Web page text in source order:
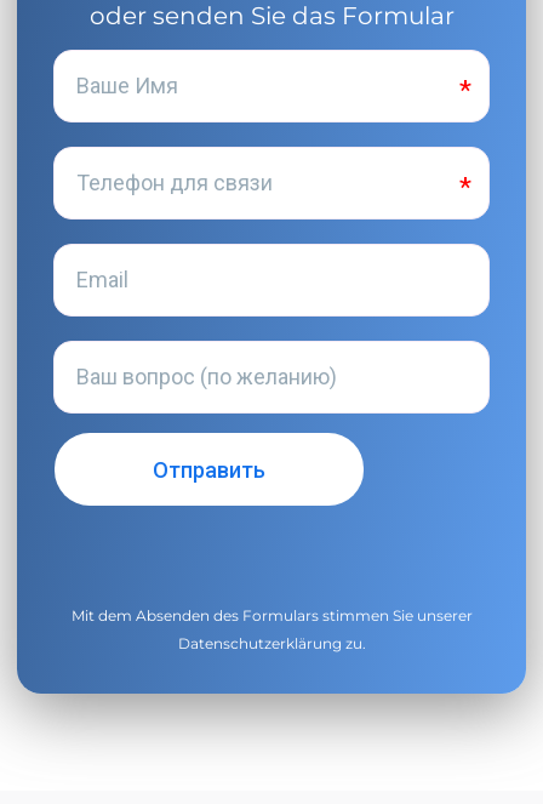
oder senden Sie das Formular
Mit dem Absenden des Formulars stimmen Sie unserer
Datenschutzerklärung zu.